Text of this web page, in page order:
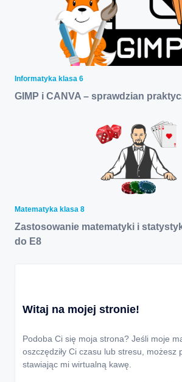
Informatyka klasa 6
GIMP i CANVA – sprawdzian
Matematyka klasa 8
Zastosowanie matematyki i
do E8
Witaj na mojej stronie!
Podoba Ci się moja strona? Jeśli moje
oszczędziły Ci czasu lub stresu, możesz
stawiając mi wirtualną kawę.